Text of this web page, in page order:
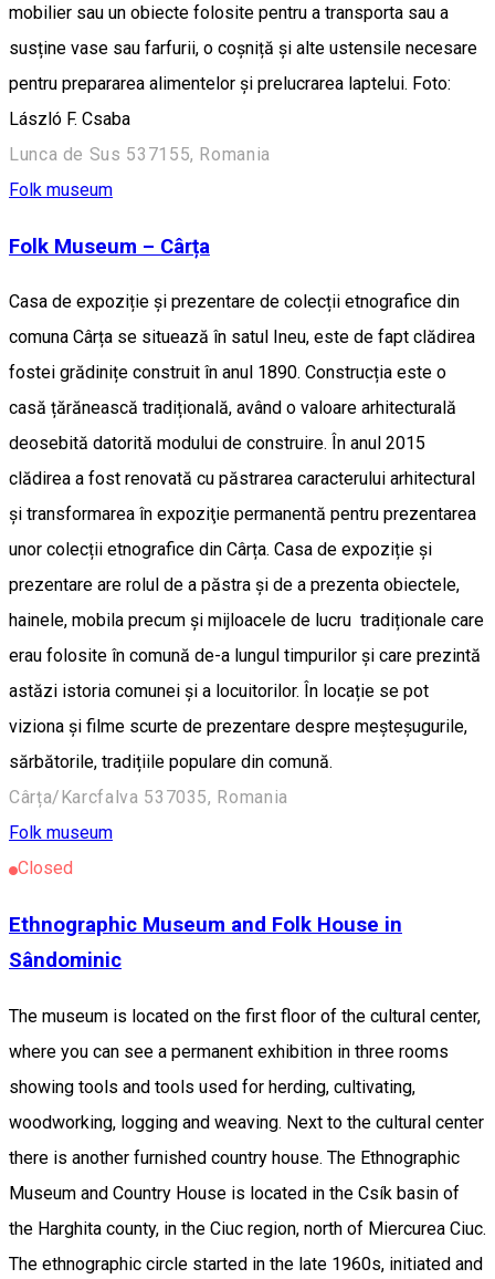
mobilier sau un obiecte folosite pentru a transporta sau a
susține vase sau farfurii, o coșniță și alte ustensile necesare
pentru prepararea alimentelor și prelucrarea laptelui. Foto:
László F. Csaba
Lunca de Sus 537155, Romania
Folk museum
Folk Museum – Cârța
Casa de expoziție și prezentare de colecții etnografice din
comuna Cârța se situează în satul Ineu, este de fapt clădirea
fostei grădinițe construit în anul 1890. Construcția este o
casă țărănească tradițională, având o valoare arhitecturală
deosebită datorită modului de construire. În anul 2015
clădirea a fost renovată cu păstrarea caracterului arhitectural
și transformarea în expoziţie permanentă pentru prezentarea
unor colecții etnografice din Cârța. Casa de expoziție și
prezentare are rolul de a păstra și de a prezenta obiectele,
hainele, mobila precum și mijloacele de lucru tradiționale care
erau folosite în comună de-a lungul timpurilor și care prezintă
astăzi istoria comunei și a locuitorilor. În locație se pot
viziona și filme scurte de prezentare despre meșteșugurile,
sărbătorile, tradițiile populare din comună.
Cârța/Karcfalva 537035, Romania
Folk museum
Closed
Ethnographic Museum and Folk House in
Sândominic
The museum is located on the first floor of the cultural center,
where you can see a permanent exhibition in three rooms
showing tools and tools used for herding, cultivating,
woodworking, logging and weaving. Next to the cultural center
there is another furnished country house. The Ethnographic
Museum and Country House is located in the Csík basin of
the Harghita county, in the Ciuc region, north of Miercurea Ciuc.
The ethnographic circle started in the late 1960s, initiated and